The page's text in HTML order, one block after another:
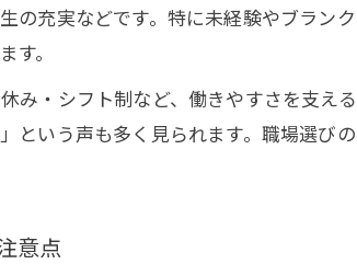
求人情報の見極め方とケアマネ
求人比較で知っておきたいサポ
ケアマネジャー求人で面接前に
の充実などです。特に未経験やブラン
す。
み・シフト制など、働きやすさを支え
という声も多く見られます。職場選び
意点